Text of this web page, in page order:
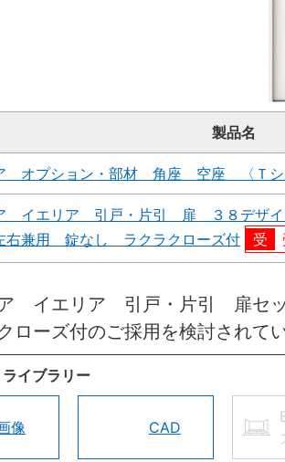
製品名
オプション・部材 角座 空座 〈Ｔシ
イエリア 引戸・片引 扉 ３８デザ
右兼用 錠なし ラクラクローズ付
ア イエリア 引戸・片引 扉
ローズ付のご採用を検討されて
イブラリー
像 CAD